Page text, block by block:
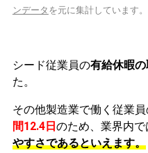
ンデータ を元に集計しています。
シード従業員の有給休暇
た。
その他製造業で働く従業
間12.4日のため、業界内で
やすさであるといえます。